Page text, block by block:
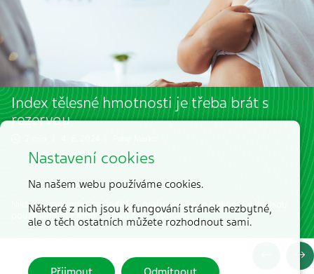
Index tělesné hmotnosti je třeba brát s
rezervou
Nikdy nezapomínejte, že číslo v grafu BMI nebo dokonce váha jsou
pouze jedním z mnoha dílků celého obrazu.
Nastavení cookies
Na našem webu používáme cookies.
Některé z nich jsou k fungování stránek nezbytné,
ale o těch ostatních můžete rozhodnout sami.